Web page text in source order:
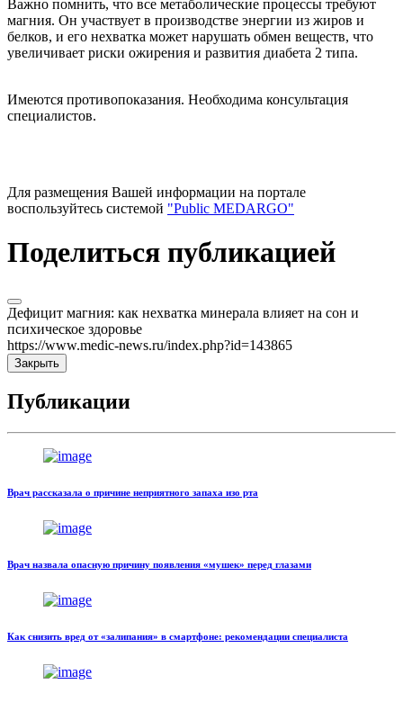
Важно помнить, что все метаболические процессы требуют
магния. Он участвует в производстве энергии из жиров и
белков, и его нехватка может нарушать обмен веществ, что
увеличивает риски ожирения и развития диабета 2 типа.
Имеются противопоказания. Необходима консультация
специалистов.
Для размещения Вашей информации на портале
воспользуйтесь системой "Public MEDARGO"
Поделиться публикацией
Дефицит магния: как нехватка минерала влияет на сон и
психическое здоровье
https://www.medic-news.ru/index.php?id=143865
Закрыть
Публикации
Врач рассказала о причине неприятного запаха изо рта
Врач назвала опасную причину появления «мушек» перед глазами
Как снизить вред от «залипания» в смартфоне: рекомендации специалиста